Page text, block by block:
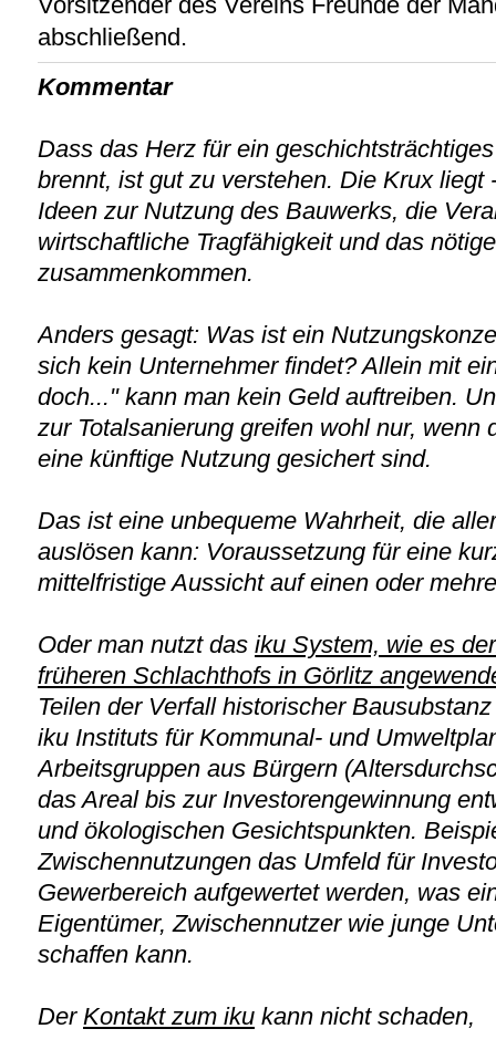
abschließend.
Kommentar
Dass das Herz für ein
brennt, ist gut zu verstehen. Die Krux
Ideen zur Nutzung des Bauwerks, die
wirtschaftliche Tragfähigkeit und das
zusammenkommen.
Anders gesagt: Was ist ein
sich kein Unternehmer findet? Allein mit
doch..." kann man kein Geld auftreiben.
zur Totalsanierung greifen wohl nur, wenn
eine künftige Nutzung gesichert sind.
Das ist eine unbequeme Wahrheit, die
auslösen kann: Voraussetzung für eine
mittelfristige Aussicht auf einen oder
Oder man nutzt das iku System, wie es
früheren Schlachthofs in Görlitz
Teilen der Verfall historischer
iku Instituts für Kommunal- und
Arbeitsgruppen aus Bürgern
das Areal bis zur Investorengewinnung
und ökologischen Gesichtspunkten.
Zwischennutzungen das Umfeld für
Gewerbereich aufgewertet werden, was
Eigentümer, Zwischennutzer wie junge
schaffen kann.
Der Kontakt zum iku kann nicht schaden,